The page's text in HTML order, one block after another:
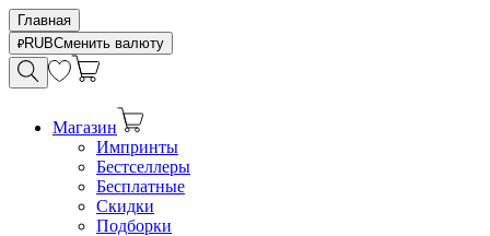
Главная
RUBСменить валюту
Магазин
Импринты
Бестселлеры
Бесплатные
Скидки
Подборки